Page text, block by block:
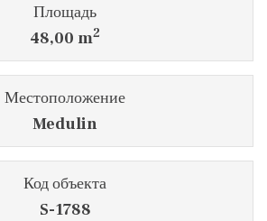
Площадь
48,00 m2
Местоположение
Medulin
Код объекта
S-1788